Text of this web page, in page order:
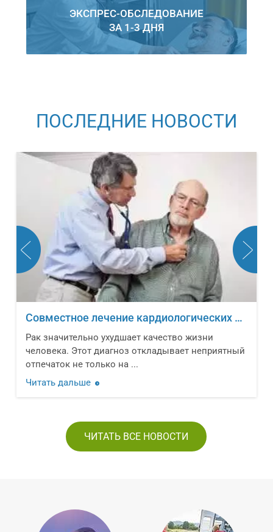
ЭКСПРЕС-ОБСЛЕДОВАНИЕ
ЗА 1-3 ДНЯ
ПОСЛЕДНИЕ НОВОСТИ
Совместное лечение кардиологических заболеваний и онкологических новообразований
Рак значительно ухудшает качество жизни
человека. Этот диагноз откладывает неприятный
отпечаток не только на ...
Читать дальше
ЧИТАТЬ ВСЕ НОВОСТИ